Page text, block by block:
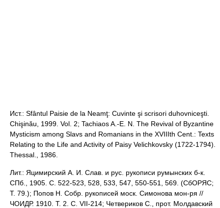
Ист.: Sfântul Paisie de la Neamţ: Cuvinte şi scrisori duhovniceşti.
Chişinău, 1999. Vol. 2; Tachiaos A.-E. N. The Revival of Byzantine
Mysticism among Slavs and Romanians in the XVIIIth Cent.: Texts
Relating to the Life and Activity of Paisy Velichkovsky (1722-1794).
Thessal., 1986.
Лит.: Яцимирский А. И. Слав. и рус. рукописи румынских б-к.
СПб., 1905. С. 522-523, 528, 533, 547, 550-551, 569. (СбОРЯС;
Т. 79.); Попов Н. Собр. рукописей моск. Симонова мон-ря //
ЧОИДР. 1910. Т. 2. С. VII-214; Четвериков С., прот. Молдавский